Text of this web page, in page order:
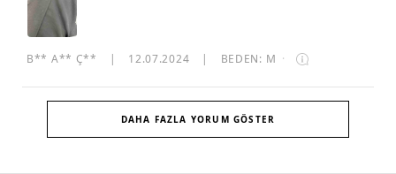
B** A** Ç** | 12.07.2024 | BEDEN: M ·
DAHA FAZLA YORUM GÖSTER